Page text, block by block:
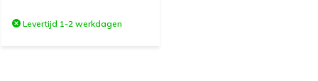
Levertijd 1-2 werkdagen